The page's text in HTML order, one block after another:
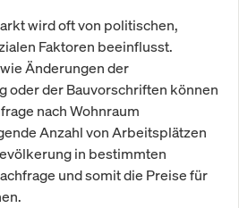
wird oft von politischen,
Faktoren beeinflusst.
Änderungen der
oder der Bauvorschriften können
nach Wohnraum
Anzahl von Arbeitsplätzen
in bestimmten
und somit die Preise für